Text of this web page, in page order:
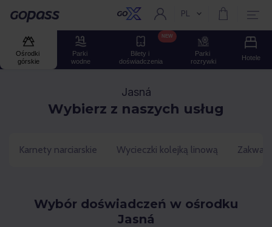
Gopass Aktualny język:
PL
Ośrodki
górskie
Parki
wodne
Bilety i
doświadczenia
NEW
Parki
rozrywki
Hotele
Jasná
Wybierz z naszych usług
Karnety narciarskie Wycieczki kolejką linową
Wybór doświadczeń w ośrodku
Jasná